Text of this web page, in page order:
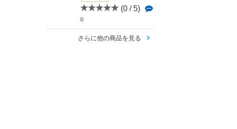
(0 / 5)
0
さらに他の商品を見る